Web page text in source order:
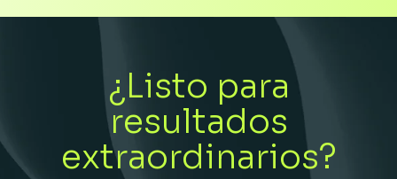
¿Listo para
resultados
extraordinarios?